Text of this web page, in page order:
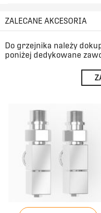
ZALECANE AKCESORIA
Do grzejnika należy
poniżej dedykowane